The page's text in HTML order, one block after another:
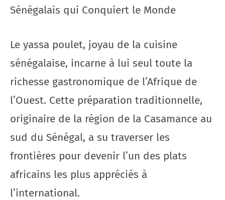
Sénégalais qui Conquiert le Monde
Le yassa poulet, joyau de la cuisine
sénégalaise, incarne à lui seul toute la
richesse gastronomique de l’Afrique de
l’Ouest. Cette préparation traditionnelle,
originaire de la région de la Casamance au
sud du Sénégal, a su traverser les
frontières pour devenir l’un des plats
africains les plus appréciés à
l’international.